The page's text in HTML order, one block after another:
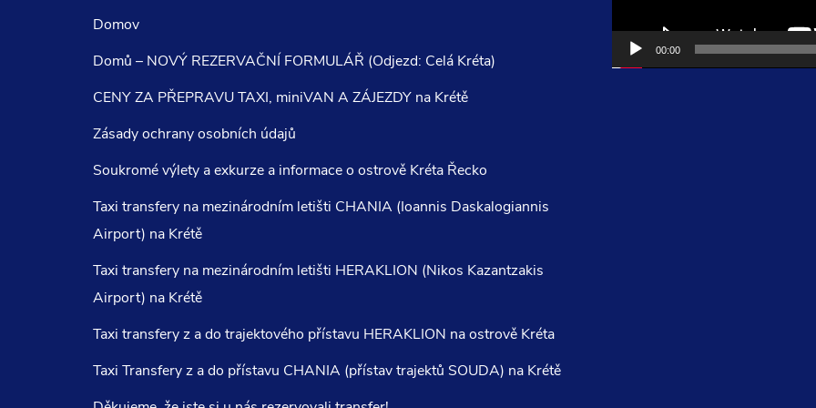
Domov
Domů – NOVÝ REZERVAČNÍ FORMULÁŘ (Odjezd: Celá Kréta)
CENY ZA PŘEPRAVU TAXI, miniVAN A ZÁJEZDY na Krétě
Zásady ochrany osobních údajů
Soukromé výlety a exkurze a informace o ostrově Kréta Řecko
Taxi transfery na mezinárodním letišti CHANIA (Ioannis Daskalogiannis
Airport) na Krétě
Taxi transfery na mezinárodním letišti HERAKLION (Nikos Kazantzakis
Airport) na Krétě
Taxi transfery z a do trajektového přístavu HERAKLION na ostrově Kréta
Taxi Transfery z a do přístavu CHANIA (přístav trajektů SOUDA) na Krétě
00:00